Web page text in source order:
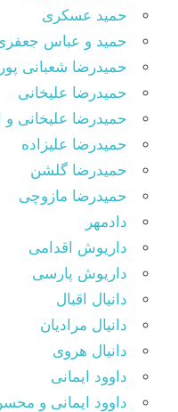
حمید عسکری
حمید و عباس
حمیدرضا شعبانی پور
حمیدرضا علیخانی
حمیدرضا علیخانی و
حمیدرضا علیزاده
حمیدرضا گلشن
حمیدرضا مازوچی
دادمهر
داریوش اقدامی
داریوش پارسی
دانیال اقبال
دانیال مرادیان
دانیال هروی
داوود ایمانی
داوود ایمانی و